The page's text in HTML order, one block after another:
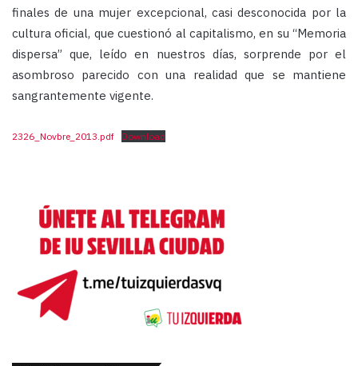
finales de una mujer excepcional, casi desconocida por la
cultura oficial, que cuestionó al capitalismo, en su “Memoria
dispersa” que, leído en nuestros días, sorprende por el
asombroso parecido con una realidad que se mantiene
sangrantemente vigente.
2326_Novbre_2013.pdf Download